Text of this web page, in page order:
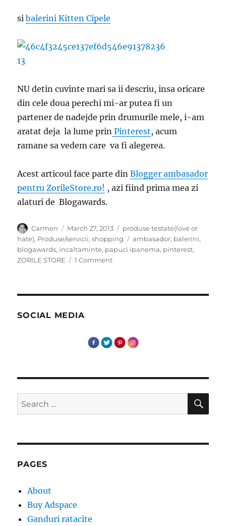
sibalerini Kitten Cipele
NU detin cuvinte mari sa ii descriu, insa oricare
din cele doua perechi mi-ar putea fi un
partener de nadejde prin drumurile mele, i-am
aratat deja la lume prin Pinterest, acum
ramane sa vedem care va fi alegerea.
Acest articoul face parte dinBlogger ambasador
pentru ZorileStore.ro! , azi fiind prima mea zi
alaturi de Blogawards.
Author
Carmen
Posted
on
March 27, 2013 Categories
produse testate(love or
hate), Produse/servicii,shopping Tags
ambasador, balerini,
blogawards, incaltaminte, papuci ipanema, pinterest,
ZORILE STORE
1 Commenton
SOCIAL MEDIA
Search
for:
PAGES
About
Buy Adspace
Ganduri ratacite